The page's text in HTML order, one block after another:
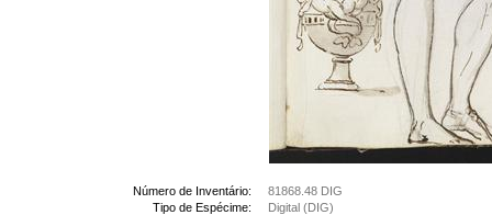
Número de Inventário:
81868.48 DIG
Tipo de Espécime:
Digital (DIG)